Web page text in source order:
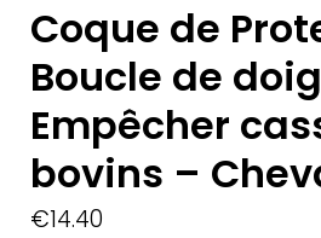
Coque de
Boucle de
Empêcher
bovins –
€14.40